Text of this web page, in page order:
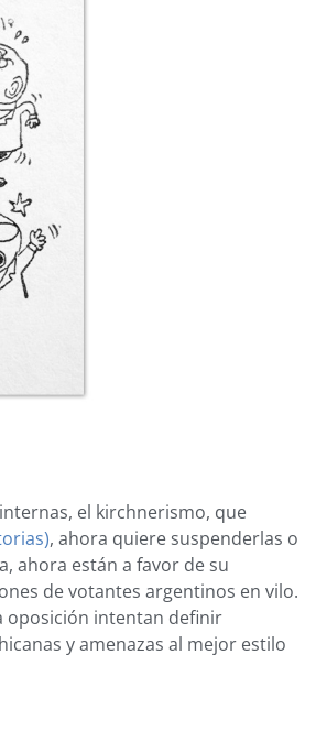
el kirchnerismo, que
, ahora quiere suspenderlas o
ahora están a favor de su
de votantes argentinos en vilo.
oposición intentan definir
y amenazas al mejor estilo